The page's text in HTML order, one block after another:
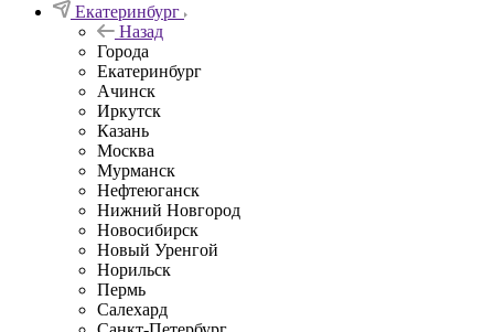
Екатеринбург
Назад
Города
Екатеринбург
Ачинск
Иркутск
Казань
Москва
Мурманск
Нефтеюганск
Нижний Новгород
Новосибирск
Новый Уренгой
Норильск
Пермь
Салехард